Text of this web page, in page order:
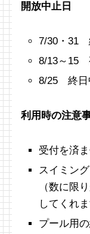
開放中止日
7/30・31
8/13～15
8/25 終日
利用時の注意
受付を済
スイミン
（数に限
してくれま
プール用